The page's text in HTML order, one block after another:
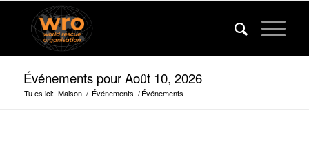
Événements pour Août 10, 2026
Tu es ici: Maison / Événements / Événements